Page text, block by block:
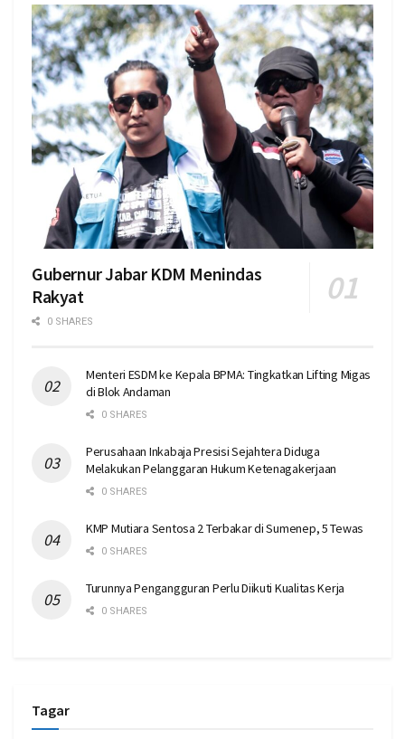
Gubernur Jabar KDM Menindas
Rakyat
0 SHARES
Menteri ESDM ke Kepala BPMA: Tingkatkan Lifting Migas
di Blok Andaman
0 SHARES
Perusahaan Inkabaja Presisi Sejahtera Diduga
Melakukan Pelanggaran Hukum Ketenagakerjaan
0 SHARES
KMP Mutiara Sentosa 2 Terbakar di Sumenep, 5 Tewas
0 SHARES
Turunnya Pengangguran Perlu Diikuti Kualitas Kerja
0 SHARES
Tagar